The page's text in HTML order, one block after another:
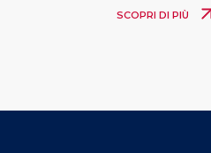
SCOPRI DI PIÙ